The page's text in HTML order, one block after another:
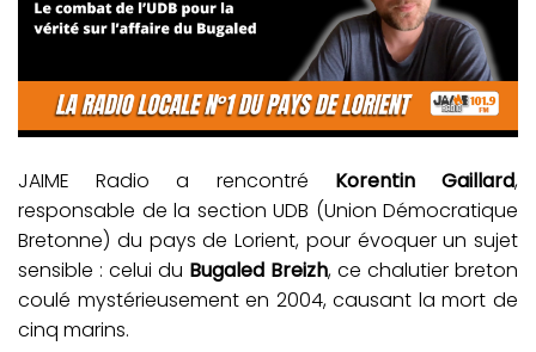
JAIME Radio a rencontré Korentin Gaillard,
responsable de la section UDB (Union Démocratique
Bretonne) du pays de Lorient, pour évoquer un sujet
sensible : celui du Bugaled Breizh, ce chalutier breton
coulé mystérieusement en 2004, causant la mort de
cinq marins.